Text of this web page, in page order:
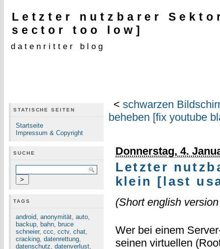
Letzter nutzbarer
sector too low]
datenritter blog
STATISCHE SEITEN
Startseite
Impressum & Copyright
SUCHE
TAGS
android, anonymität, auto,
backup, bahn, bruce
schneier, ccc, cctv, chat,
cracking, datenrettung,
datenschutz, datenverlust,
< schwarzen
beheben [fix youtube
Donnerstag, 4.
Letzter
klein [last
(Short english
Wer bei einem
seinen virtuellen